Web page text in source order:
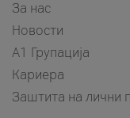
За нас
Новости
А1 Групација
Кариера
Заштита на лични